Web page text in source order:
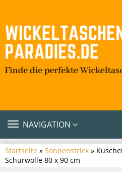
TOGGLE
NAVIGATION
Startseite » Sonnenstrick »
Schurwolle 80 x 90 cm